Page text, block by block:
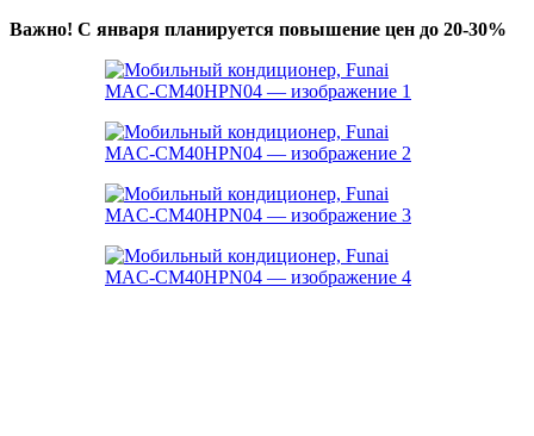
Важно! С января планируется повышение цен до 20-30%